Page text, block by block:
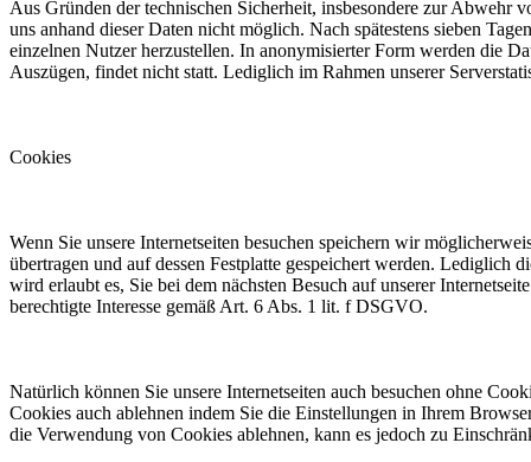
Aus Gründen der technischen Sicherheit, insbesondere zur Abwehr
uns anhand dieser Daten nicht möglich. Nach spätestens sieben
einzelnen Nutzer herzustellen. In anonymisierter Form werden die
Auszügen, findet nicht statt. Lediglich im Rahmen unserer
Cookies
Wenn Sie unsere Internetseiten besuchen speichern wir
übertragen und auf dessen Festplatte gespeichert werden. Lediglich
wird erlaubt es, Sie bei dem nächsten Besuch auf unserer
berechtigte Interesse gemäß Art. 6 Abs. 1 lit. f DSGVO.
Natürlich können Sie unsere Internetseiten auch besuchen ohne
Cookies auch ablehnen indem Sie die Einstellungen in Ihrem
die Verwendung von Cookies ablehnen, kann es jedoch zu